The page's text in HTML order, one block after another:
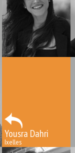
Yousra Dahri
Ixelles